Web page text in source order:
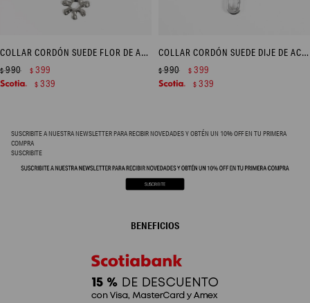
COLLAR CORDÓN SUEDE FLOR DE ACERO - PLATEADO
$990 $ 399
$ 339
COLLAR CORDÓN SUEDE DIJE DE ACERO - PLATEADO
$990 $ 399
$ 339
SUSCRIBITE A NUESTRA NEWSLETTER PARA RECIBIR NOVEDADES Y OBTÉN UN 10% OFF EN TU PRIMERA
COMPRA
SUSCRIBITE
BENEFICIOS